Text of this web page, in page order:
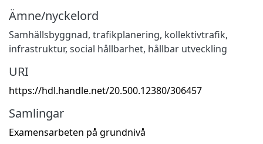
Ämne/nyckelord
Samhällsbyggnad, trafikplanering, kollektivtrafik,
infrastruktur, social hållbarhet, hållbar utveckling
URI
https://hdl.handle.net/20.500.12380/306457
Samlingar
Examensarbeten på grundnivå